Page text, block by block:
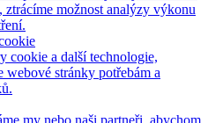
ztrácíme možnost analýzy výkonu
cookie a další technologie,
webové stránky potřebám a
my nebo naši partneři, abychom